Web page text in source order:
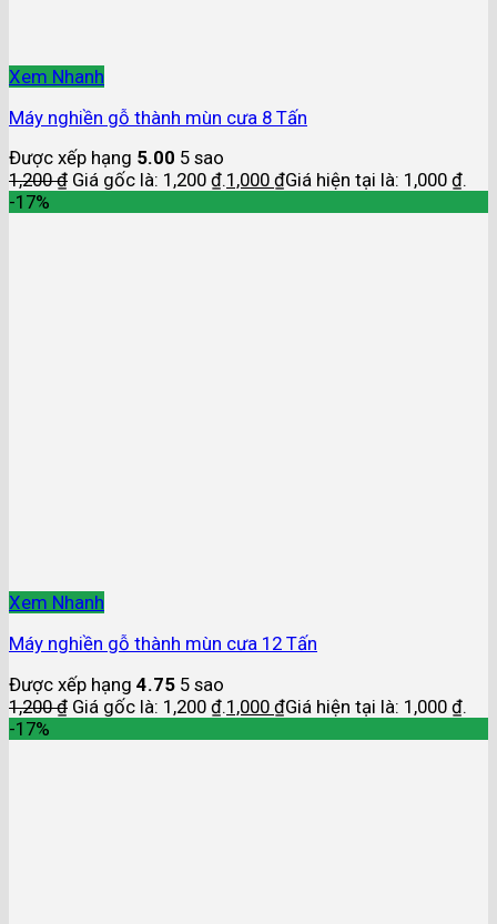
Xem Nhanh
Máy nghiền gỗ thành mùn cưa 8 Tấn
Được xếp hạng 5.00 5 sao
1,200₫ Giá gốc là: 1,200 ₫.1,000 ₫Giá hiện tại là: 1,000 ₫.
-17%
Xem Nhanh
Máy nghiền gỗ thành mùn cưa 12 Tấn
Được xếp hạng 4.75 5 sao
1,200₫ Giá gốc là: 1,200 ₫.1,000 ₫Giá hiện tại là: 1,000 ₫.
-17%